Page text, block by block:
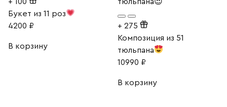
Букет из 11 роз
4200 ₽
В корзину
+ 275
Композиция из 51
тюльпана
10990 ₽
В корзину